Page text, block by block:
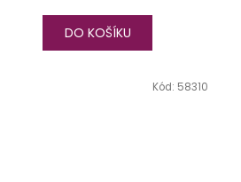
DO KOŠÍKU
Kód: 58310